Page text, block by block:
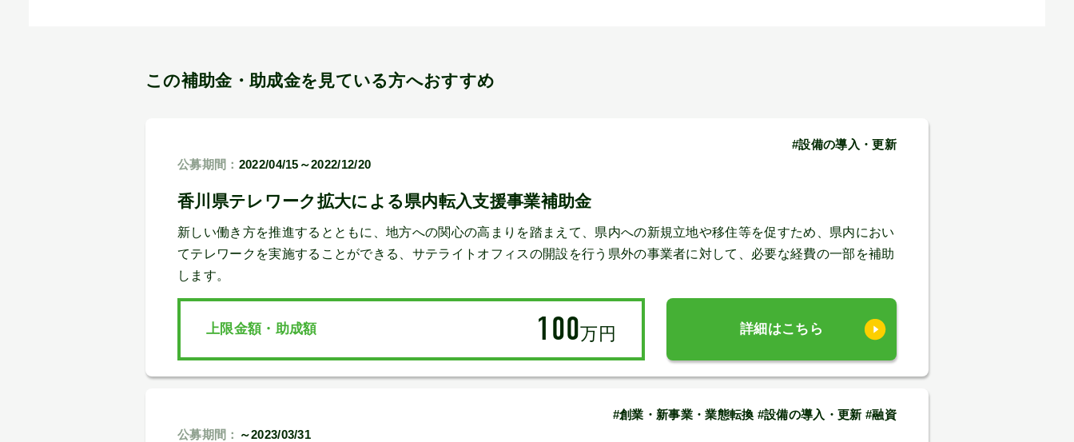
この補助金・助成金を見ている方へおすすめ
#設備の導入・更新
公募期間： 2022/04/15～2022/12/20
香川県テレワーク拡大による県内転入支援事業補助金
新しい働き方を推進するとともに、地方への関心の高まりを踏まえて、県内への新規立地や移住等を促すため、県内におい
てテレワークを実施することができる、サテライトオフィスの開設を行う県外の事業者に対して、必要な経費の一部を補助
します。
上限金額・助成額 100万円 詳細はこちら
#創業・新事業・業態転換 #設備の導入・更新 #融資
公募期間： ～2023/03/31